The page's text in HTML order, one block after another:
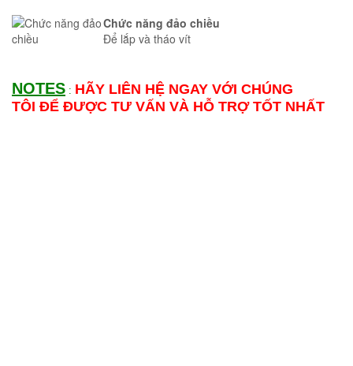
Chức năng đảo chiều
Để lắp và tháo vít
NOTES : HÃY LIÊN HỆ NGAY VỚI CHÚNG
TÔI ĐỂ ĐƯỢC TƯ VẤN VÀ HỖ TRỢ TỐT NHẤT